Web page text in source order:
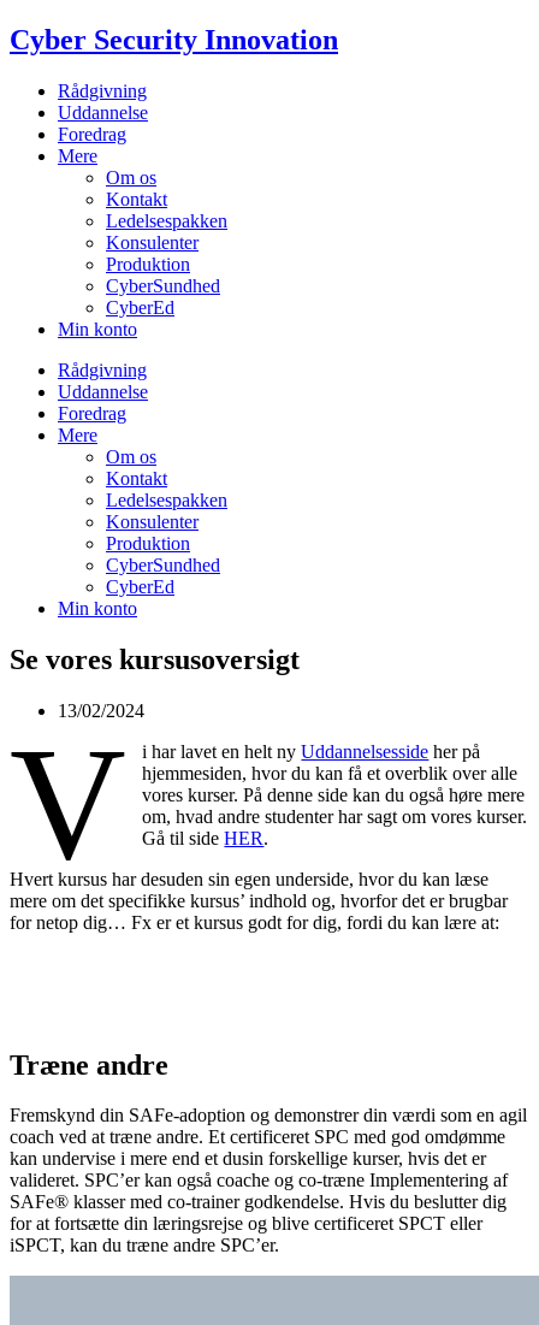
Videre
til
Cyber Security Innovation
Rådgivning
Uddannelse
Foredrag
Mere
Om os
Kontakt
Ledelsespakken
Konsulenter
Produktion
CyberSundhed
CyberEd
Min konto
Rådgivning
Uddannelse
Foredrag
Mere
Om os
Kontakt
Ledelsespakken
Konsulenter
Produktion
CyberSundhed
CyberEd
Min konto
Se vores kursusoversigt
13/02/2024
V i har lavet en helt nyUddannelsesside her på
hjemmesiden, hvor du kan få et overblik over alle
vores kurser. På denne side kan du også høre mere
om, hvad andre studenter har sagt om vores kurser.
Gå til sideHER.
Hvert kursus har desuden sin egen underside, hvor du kan læse
mere om det specifikke kursus’ indhold og, hvorfor det er brugbar
for netop dig… Fx er et kursus godt for dig, fordi du kan lære at:
Træne andre
Fremskynd din SAFe-adoption og demonstrer din værdi som en agil
coach ved at træne andre. Et certificeret SPC med god omdømme
kan undervise i mere end et dusin forskellige kurser, hvis det er
valideret. SPC’er kan også coache og co-træne Implementering af
SAFe® klasser med co-trainer godkendelse. Hvis du beslutter dig
for at fortsætte din læringsrejse og blive certificeret SPCT eller
iSPCT, kan du træne andre SPC’er.